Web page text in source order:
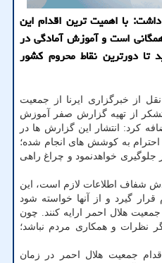
با اهمیت ترین اقدام این
است و آموزش آمادگی در
تا دورترین نقاط محروم کشور
از خبرگزاری ایرنا از جمعیت
تشکر از تهیه گزارش صفر آموزش
کرد: انتشار این گزارش ها در
به کوشش های انجام شده؛
جلوگیری خواهدنمود و چراغ راهی
شفاف اطلاعات لازم است، این
گیرد و از آنها خواسته شود
جمعیت هلال احمر ارایه کنند. چون
نظرات و همکاری مردم نباشد؛
جمعیت هلال احمر در زمان